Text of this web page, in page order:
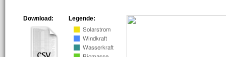
Legende:
Download: